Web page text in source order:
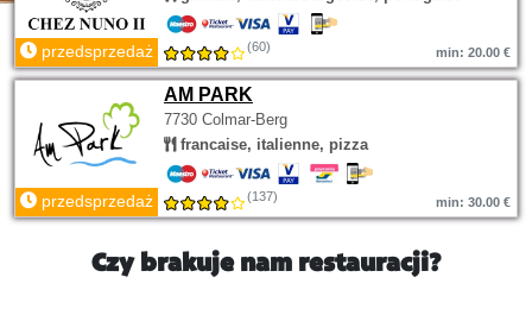
przedsprzedaż (60) min: 20.00 €
AM PARK
7730 Colmar-Berg
francaise, italienne, pizza
przedsprzedaż (137) min: 30.00 €
Czy brakuje nam restauracji?